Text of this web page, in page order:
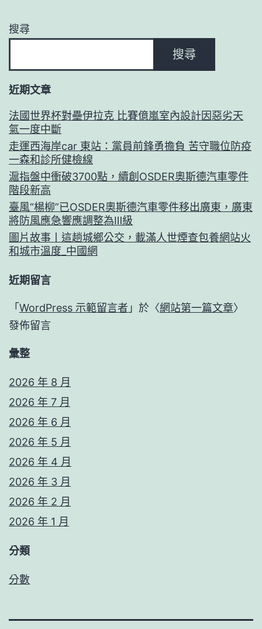
搜尋
搜尋
近期文章
法國世界杯對壘伊拉克 比賽億嵐室內設計因惡劣天
氣一度中斷
走運西海岸car 東站：黨員前鋒勇擔負 苦守職位防疫
一森和診所健檢線
滬指盤中衝破3700點，續創OSDER奧斯德汽車零件
階段新高
臺風“楊柳”已OSDER奧斯德汽車零件移出廣東，廣東
將防風應急響應調整為Ⅲ級
圖片故事丨這趟城鄉公交，載滿人世煙查包養網站火
和城市溫度_中國網
近期留言
「 WordPress 示範留言者 」於〈網站第一篇文章〉
發佈留言
彙整
2026 年 8 月
2026 年 7 月
2026 年 6 月
2026 年 5 月
2026 年 4 月
2026 年 3 月
2026 年 2 月
2026 年 1 月
分類
分數